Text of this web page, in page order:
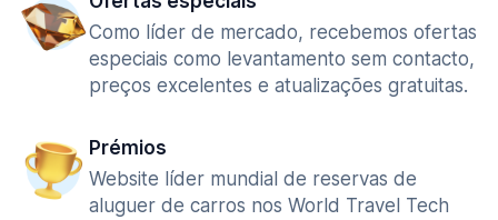
Como líder de mercado, recebemos ofertas
especiais como levantamento sem contacto,
preços excelentes e atualizações gratuitas.
Prémios
Website líder mundial de reservas de
aluguer de carros nos World Travel Tech